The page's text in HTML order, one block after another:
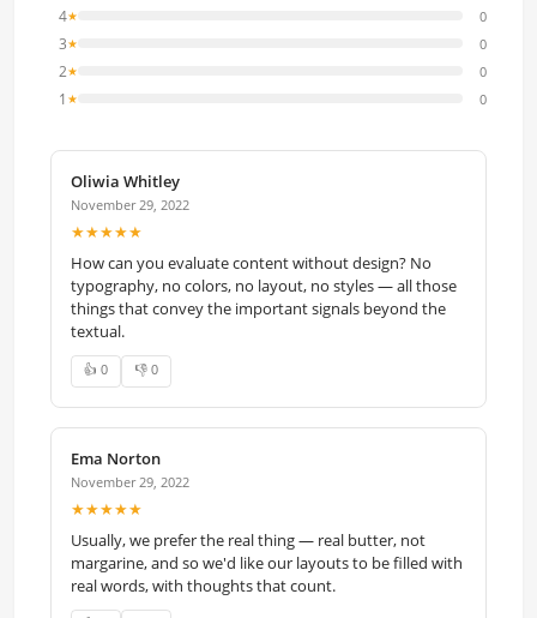
4★ 0
3★ 0
2★ 0
1 ★ 0
Oliwia Whitley
November 29, 2022
★★★★★
How can you evaluate content without design? No
typography, no colors, no layout, no styles — all those
things that convey the important signals beyond the
textual.
👍 0 👎 0
Ema Norton
November 29, 2022
★★★★★
Usually, we prefer the real thing — real butter, not
margarine, and so we'd like our layouts to be filled with
real words, with thoughts that count.